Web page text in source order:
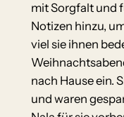
mit Sorgfalt und
Notizen hinzu,
viel sie ihnen
nach Hause ein.
und waren